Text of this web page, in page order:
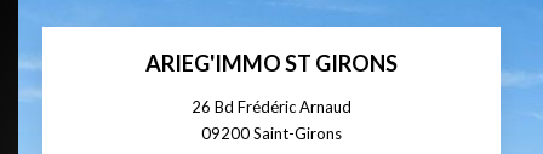
ARIEG'IMMO ST GIRONS
26 Bd Frédéric Arnaud
09200Saint-Girons